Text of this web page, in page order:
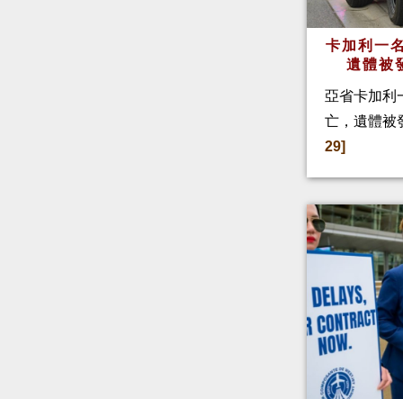
卡加利一
遺體被
亞省卡加利
亡，遺體被
29]